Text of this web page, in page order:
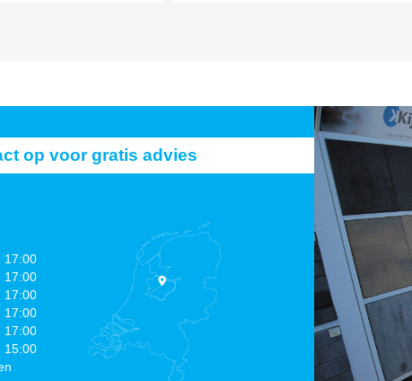
op voor gratis advies
17:00
17:00
17:00
17:00
17:00
15:00